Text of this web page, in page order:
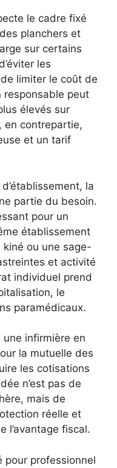
le cadre fixé
planchers et
sur certains
les
limiter le coût de
responsable peut
élevés sur
en contrepartie,
et un tarif
la
partie du besoin.
pour un
établissement
kiné ou une sage-
et activité
individuel prend
le
paramédicaux.
infirmière en
la mutuelle des
les cotisations
n’est pas de
mais de
réelle et
l’avantage fiscal.
pour professionnel